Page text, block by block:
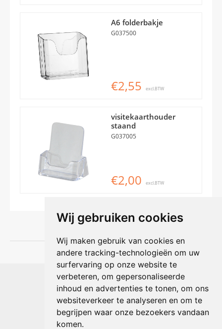
Wij gebruiken cookies
Wij maken gebruik van cookies en
andere tracking-technologieën om uw
surfervaring op onze website te
verbeteren, om gepersonaliseerde
inhoud en advertenties te tonen, om ons
websiteverkeer te analyseren en om te
begrijpen waar onze bezoekers vandaan
komen.
A6 folderbakje
G037500
€2,55 excl.BTW
visitekaarthouder
staand
G037005
€2,00 excl.BTW
Shophouse online
Max Planckstraat 4
6716 BE Ede, Nederland
Telefoon:+31(0)318 618 121
E-mail: info@shophouse.nl
Geopend: ma t/m vr 09:00-17:00 uur